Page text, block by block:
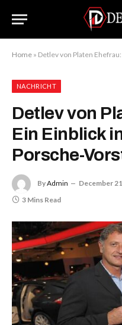
Home » Detlev von Platen Ehefrau:
NACHRICHT
Detlev von
Ein Einblick
Porsche-
ByAdmin December
3 Mins Read